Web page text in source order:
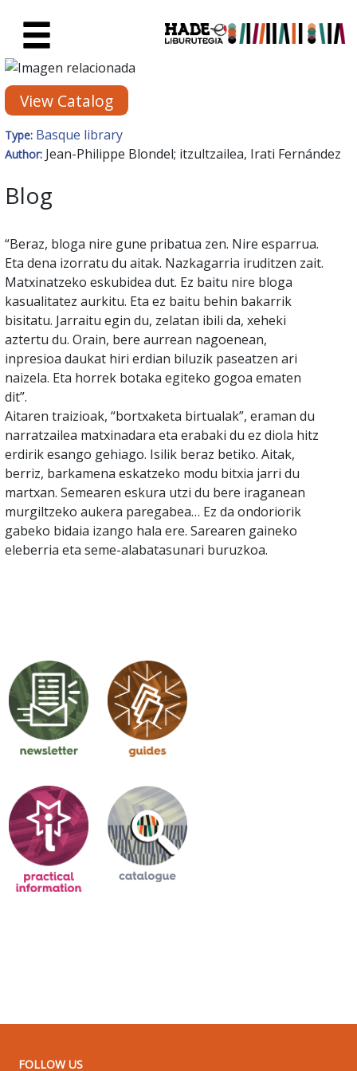
New Books Card - Liburutegia
View Catalog
Type: Basque library
Author: Jean-Philippe Blondel; itzultzailea, Irati Fernández
Blog
“Beraz, bloga nire gune pribatua zen. Nire esparrua.
Eta dena izorratu du aitak. Nazkagarria iruditzen zait.
Matxinatzeko eskubidea dut. Ez baitu nire bloga
kasualitatez aurkitu. Eta ez baitu behin bakarrik
bisitatu. Jarraitu egin du, zelatan ibili da, xeheki
aztertu du. Orain, bere aurrean nagoenean,
inpresioa daukat hiri erdian biluzik paseatzen ari
naizela. Eta horrek botaka egiteko gogoa ematen
dit”.
Aitaren traizioak, “bortxaketa birtualak”, eraman du
narratzailea matxinadara eta erabaki du ez diola hitz
erdirik esango gehiago. Isilik beraz betiko. Aitak,
berriz, barkamena eskatzeko modu bitxia jarri du
martxan. Semearen eskura utzi du bere iraganean
murgiltzeko aukera paregabea… Ez da ondoriorik
gabeko bidaia izango hala ere. Sarearen gaineko
eleberria eta seme-alabatasunari buruzkoa.
FOLLOW US